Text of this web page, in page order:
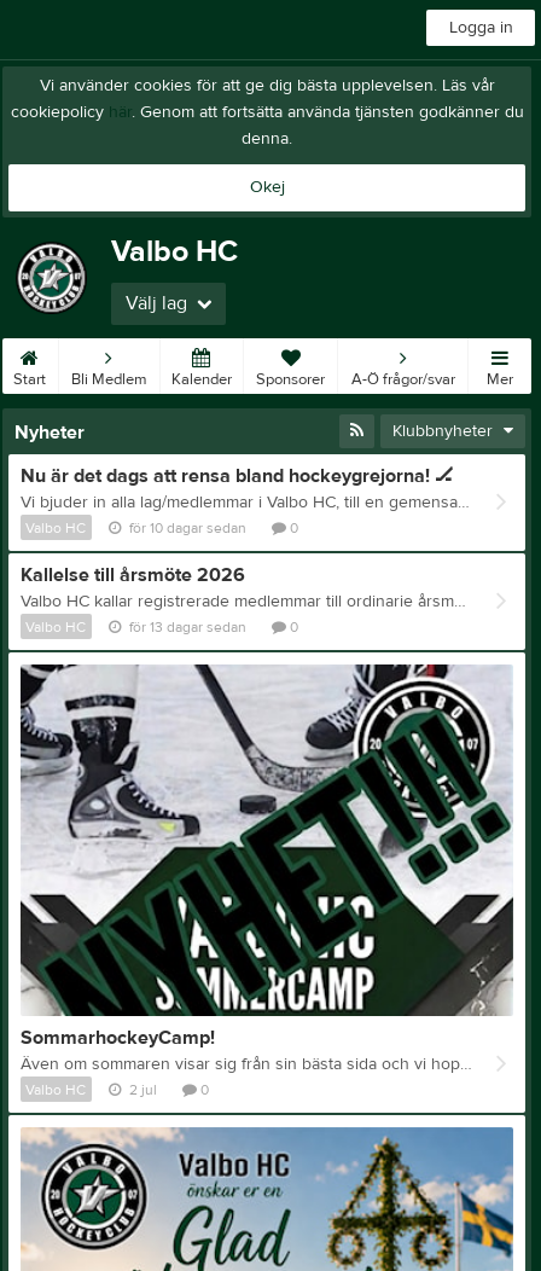
Logga in
Vi använder cookies för att ge dig bästa upplevelsen. Läs vår
cookiepolicy här. Genom att fortsätta använda tjänsten godkänner du
denna.
Okej
Valbo HC
Välj lag
Start Bli Medlem Kalender Sponsorer A-Ö frågor/svar Mer
Nyheter Klubbnyheter
Nu är det dags att rensa bland hockeygrejorna! 🏒
Vi bjuder in alla lag/medlemmar i Valbo HC, till en gemensam kväll där vi kan köpa, sälja och byta hockeyutrustning med varandra. Ett perfekt tillfälle att se till att era urvuxna eller oanvända grejor får glädja någon annan hockeyentuast – och kanske själv hitta något som passar inför den kommande säsongen! -+++++++++++++ 📅 Onsdag 5 augusti ⏰ Kl. 17:30–20:30 📍 Cafét på NickBack Vill du vara med och sälja? Meddela Anna Jonsson via SMS på 070-616 07 04. Du sätter själv priserna och ansvarar själv för att stå och sälja dina saker under kvällen. Varmt välkomna – jag hoppas att många vill vara med! (Jag vet att ni har en hel del hemma som ni inte längre använder!)
Valbo HC för 10 dagar sedan 0
Kallelse till årsmöte 2026
Valbo HC kallar registrerade medlemmar till ordinarie årsmöte 2026 Onsdagen den 19 augusti klockan 18.00 i Ludvigsbergsskolans matsal. Vi behöver er anmälan för att kunna hantera det administrativa runt mötet. Anmälan gör ni med epost till kansli@valbohc.se senast den 9 augusti. Handlingarna kommer att göras tillgängliga på hemsidan en vecka innan mötet. Eventuella förslag och motioner ska vara styrelsen tillhanda via epost, styrelsen@valbohc.se, senast 29 juli. Vi hoppas att ni har möjlighet att delta och vi ser fram mot er anmälan. Med vänliga hälsningar Styrelsen Valbo HC
Valbo HC för 13 dagar sedan 0
SommarhockeyCamp!
Även om sommaren visar sig från sin bästa sida och vi hoppas att ni njuter av den med bad och mycket glass laddar vi i Valbo HC för fullt för sommarcampen v33. Ännu finns det platser lediga så har ni inte säkrat en plats gör det nu. Vi vill börja med att presentera huvudtränarna: Grupp 1: Anton ”Ballo” Henriksson – han har mångårig erfarenhet som tränare och har de senaste 6 säsongerna varit huvudtränare för Valbo HC’s A-lag och den senaste säsongen var han också sportsligt ansvarig för ungdom. Grupp 2: Oskar Grahn - tränare för Brynäs IF team 2012 som började sin säsong i Valbo HC. Grupp 3: Jesper ”Borken” Eriksson - gör sin andra säsong som huvudtränare för Valbo HC’s U20 regional, var innan dess assisterande tränare i Valbo HC’s A-lag. Grupp 4 : Alexander ”Kryddan” Larsson – Även han har mångårig erfarenhet som tränare, han har bla varit assisterande tränare för Gästrikelaget, varit sportsligt ansvarig i Valbo HC och kommer under kommande säsong vara assisterande huvudtränare för Valbo HC’s A-lag. Vi har gjort en preliminär gruppindelning, den kan ändras om det kommer in fler anmälningar. Grupp 1 – 2017-2020 Grupp 2 – 2015-2016 Grupp 3 – 2014-2015 Grupp 4 – 2012-2013 Vi vill också presentera årets fystränare och vi är stolta att berätta att C Workoutside även i år kommer hålla i fysträningen för de äldre deltagarna. Med på campen kommer det också finnas 10stycken hjälptränare från våra U20 och U18 lag. För att se ett preliminärtschema, kika in på vår instagram. Mer info kommer via mejl närmare campen.
Valbo HC 2 jul 0